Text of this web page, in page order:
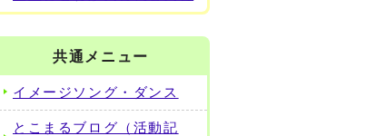
共通メニュー
イメージソング・ダンス
とこまるブログ（活動記